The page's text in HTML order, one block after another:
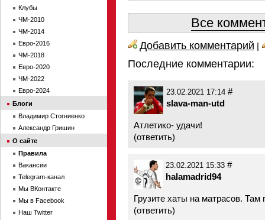
Все
Добавить комментарий |
Последние комментарии:
23.02.2021 17:14 #
slava-man-utd
Атлетико- удачи!
(ответить)
23.02.2021 15:33 #
halamadrid94
Грузите хаты на матрасов.
(ответить)
Клубы
ЧМ-2010
ЧМ-2014
Евро-2016
ЧМ-2018
Евро-2020
ЧМ-2022
Евро-2024
Блоги
Владимир Стогниенко
Александр Гришин
О сайте
Правила
Вакансии
Telegram-канал
Мы ВКонтакте
Мы в Facebook
Наш Twitter